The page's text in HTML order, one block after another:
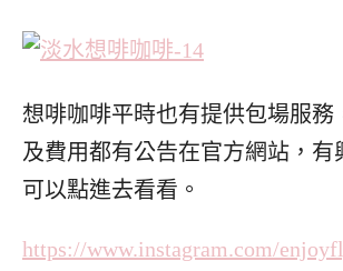
想啡咖啡平時也有提供包場服務
及費用都有公告在官方網站，有
可以點進去看看。
https://www.instagram.com/